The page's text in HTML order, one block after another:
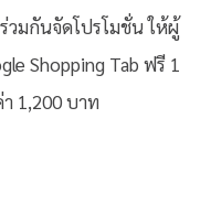
วมกันจัดโปรโมชั่น ให้ผู้
Shopping Tab ฟรี 1
1,200 บาท